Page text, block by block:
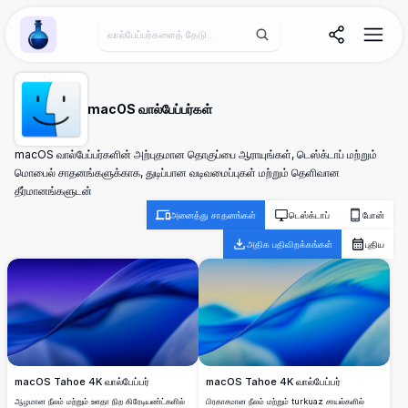
Wallpaper Alchemy
macOS வால்பேப்பர்கள்
macOS வால்பேப்பர்களின் அற்புதமான தொகுப்பை ஆராயுங்கள், டெஸ்க்டாப் மற்றும்
மொபைல் சாதனங்களுக்காக, துடிப்பான வடிவமைப்புகள் மற்றும் தெளிவான
தீர்மானங்களுடன்
அனைத்து சாதனங்கள் டெஸ்க்டாப் போன்
அதிக பதிவிறக்கங்கள் புதிய
macOS Tahoe 4K வால்பேப்பர்
ஆழமான நீலம் மற்றும் ஊதா நிற கிரேடியண்ட்களில்
macOS Tahoe 4K வால்பேப்பர்
பிரகாசமான நீலம் மற்றும் turkuaz சாயல்களில்